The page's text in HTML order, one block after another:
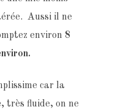
Aussi il ne
environ 8
car la
très fluide, on ne